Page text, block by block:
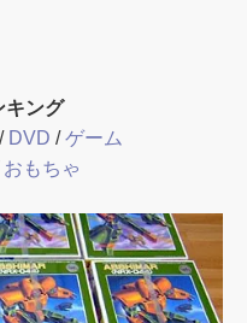
キング
/ DVD /ゲーム
おもちゃ